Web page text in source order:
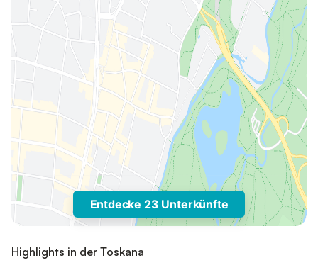
Entdecke 23 Unterkünfte
Highlights in der Toskana